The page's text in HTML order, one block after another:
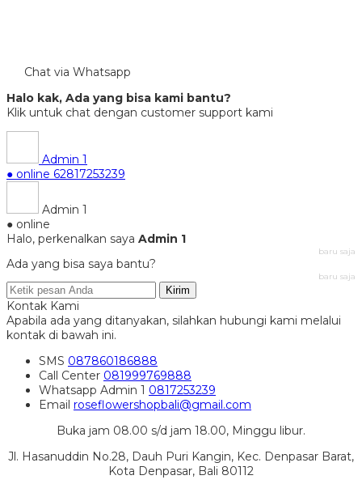
Chat via Whatsapp
Halo kak, Ada yang bisa kami bantu?
Klik untuk chat dengan customer support kami
Admin 1
● online 62817253239
Admin 1
● online
Halo, perkenalkan saya Admin 1
baru saja
Ada yang bisa saya bantu?
baru saja
Kirim
Kontak Kami
Apabila ada yang ditanyakan, silahkan hubungi kami melalui
kontak di bawah ini.
SMS 087860186888
Call Center 081999769888
Whatsapp Admin 1 0817253239
Email roseflowershopbali@gmail.com
Buka jam 08.00 s/d jam 18.00, Minggu libur.
Jl. Hasanuddin No.28, Dauh Puri Kangin, Kec. Denpasar Barat,
Kota Denpasar, Bali 80112